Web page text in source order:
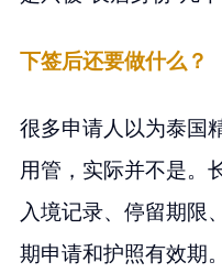
下签后还要做什么？
很多申请人以为泰国
用管，实际并不是。
入境记录、停留期限
期申请和护照有效期。